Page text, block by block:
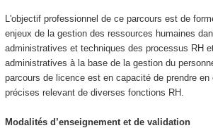
L'objectif professionnel de ce parcours est de
enjeux de la gestion des ressources humaines
administratives et techniques des processus RH
administratives à la base de la gestion du
parcours de licence est en capacité de prendre en
précises relevant de diverses fonctions RH.
Modalités d’enseignement et de validation